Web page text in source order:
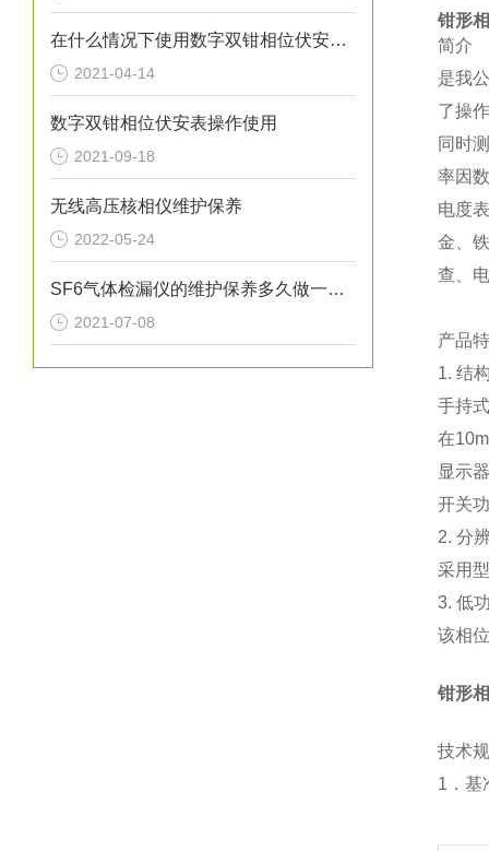
在什么情况下使用数字双钳相位伏安表？
2021-04-14
数字双钳相位伏安表操作使用
2021-09-18
无线高压核相仪维护保养
2022-05-24
SF6气体检漏仪的维护保养多久做一次？
2021-07-08
钳形
简介
是我
了操
同时
率因
电度
金、
查、
产品
1. 结
手持
在
显示
开关
2. 分
采用
3. 低
该相
钳形
技术
1．基